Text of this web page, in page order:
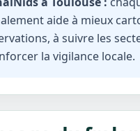
aide à mieux
à suivre les
la vigilance locale.